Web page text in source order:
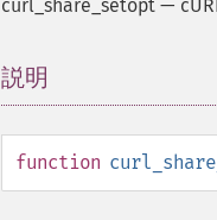
curl_share_setopt —
説明
function